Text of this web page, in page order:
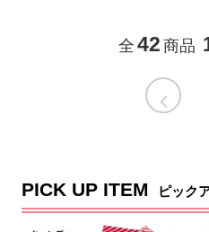
全 42 商品
PICK UP ITEM ピック